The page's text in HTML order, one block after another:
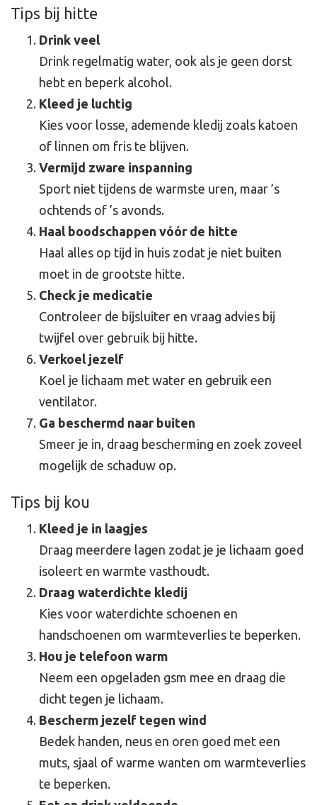
Tips bij hitte
Drink veel
Drink regelmatig water, ook als je geen dorst
hebt en beperk alcohol.
Kleed je luchtig
Kies voor losse, ademende kledij zoals katoen
of linnen om fris te blijven.
Vermijd zware inspanning
Sport niet tijdens de warmste uren, maar ’s
ochtends of ’s avonds.
Haal boodschappen vóór de hitte
Haal alles op tijd in huis zodat je niet buiten
moet in de grootste hitte.
Check je medicatie
Controleer de bijsluiter en vraag advies bij
twijfel over gebruik bij hitte.
Verkoel jezelf
Koel je lichaam met water en gebruik een
ventilator.
Ga beschermd naar buiten
Smeer je in, draag bescherming en zoek zoveel
mogelijk de schaduw op.
Tips bij kou
Kleed je in laagjes
Draag meerdere lagen zodat je je lichaam goed
isoleert en warmte vasthoudt.
Draag waterdichte kledij
Kies voor waterdichte schoenen en
handschoenen om warmteverlies te beperken.
Hou je telefoon warm
Neem een opgeladen gsm mee en draag die
dicht tegen je lichaam.
Bescherm jezelf tegen wind
Bedek handen, neus en oren goed met een
muts, sjaal of warme wanten om warmteverlies
te beperken.